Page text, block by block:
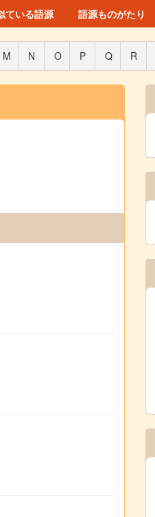
ている語源 語源ものがたり
M N O P Q R